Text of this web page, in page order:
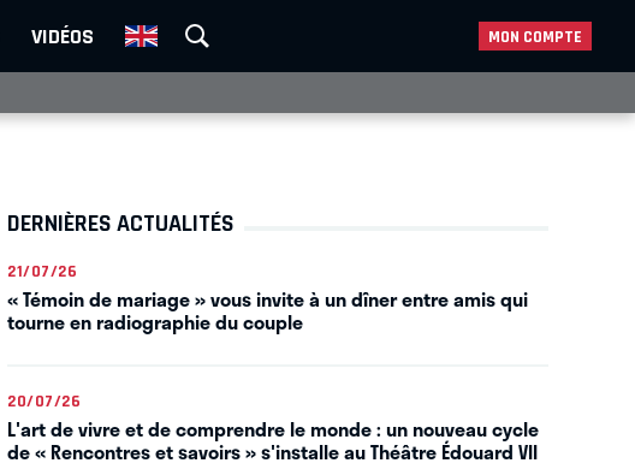
VIDÉOS MON COMPTE
DERNIÈRES ACTUALITÉS
21/07/26
« Témoin de mariage » vous invite à un dîner entre amis qui
tourne en radiographie du couple
20/07/26
L'art de vivre et de comprendre le monde : un nouveau cycle
de « Rencontres et savoirs » s'installe au Théâtre Édouard VII